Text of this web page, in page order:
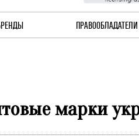
ПРАВООБЛАДАТЕЛИ
марки